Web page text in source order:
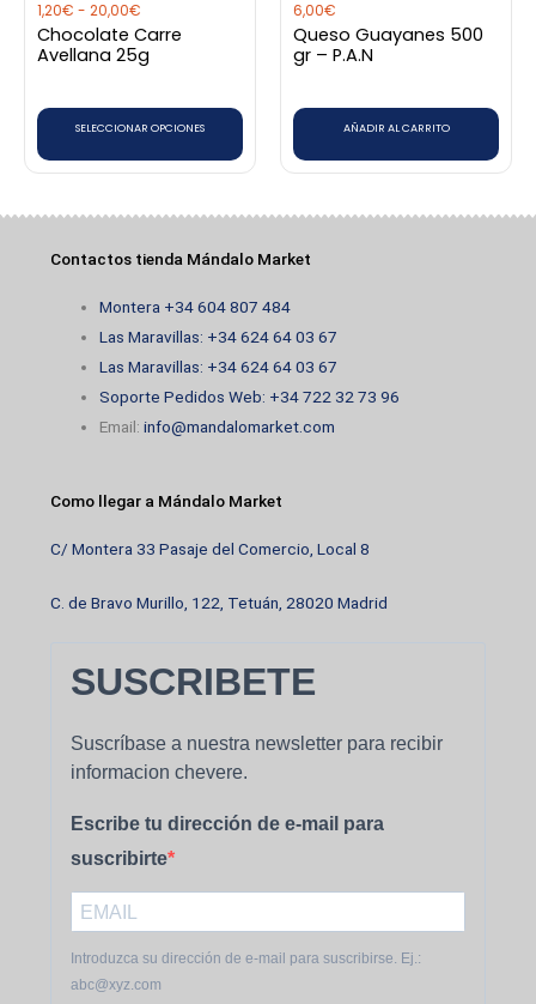
1,20€ - 20,00€
Chocolate Carre
Avellana 25g
SELECCIONAR OPCIONES
se
pueden
en
página
producto
6,00€
Queso Guayanes 500
gr – P.A.N
AÑADIR AL CARRITO
Contactos tienda Mándalo Market
Montera +34 604 807 484
Las Maravillas: +34 624 64 03 67
Las Maravillas: +34 624 64 03 67
Soporte Pedidos Web: +34 722 32 73 96
Email:info@mandalomarket.com
Como llegar a Mándalo Market
C/ Montera 33 Pasaje del Comercio, Local 8
C. de Bravo Murillo, 122, Tetuán, 28020 Madrid
SUSCRIBETE
Suscríbase a nuestra newsletter para recibir
informacion chevere.
Escribe tu dirección de e-mail para
suscribirte
Introduzca su dirección de e-mail para suscribirse. Ej.:
abc@xyz.com